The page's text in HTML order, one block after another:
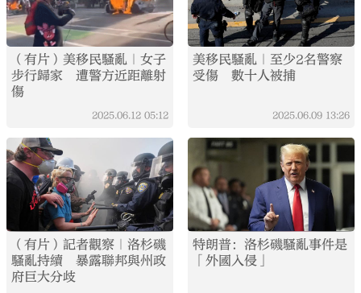
（有片）美移民騷亂｜女子
步行歸家 遭警方近距離射
傷
2025.06.12 05:12
美移民騷亂｜至少2名警察
受傷 數十人被捕
2025.06.09 13:26
（有片）記者觀察｜洛杉磯
騷亂持續 暴露聯邦與州政
府巨大分歧
特朗普：洛杉磯騷亂事件是
「外國入侵」